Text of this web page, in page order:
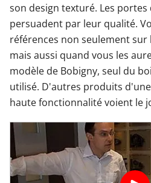
son design texturé. Les
persuadent par leur qualité.
références non seulement sur
mais aussi quand vous les
modèle de Bobigny, seul du
utilisé. D'autres produits
haute fonctionnalité voient le